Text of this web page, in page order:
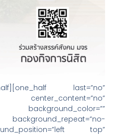
last=”no”
background_color=””
background_repeat=”no-
top”